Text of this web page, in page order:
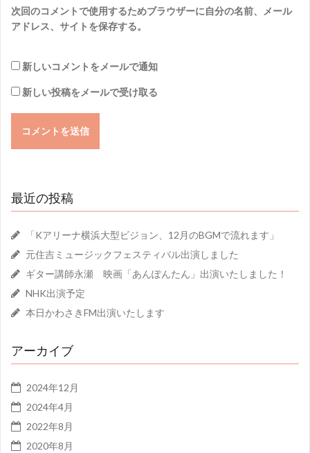
次回のコメントで使用するためブラウザーに自分の名前、メール
アドレス、サイトを保存する。
新しいコメントをメールで通知
新しい投稿をメールで受け取る
最近の投稿
「Kアリーナ横浜大型ビジョン、12月のBGMで流れます」
元住吉ミュージックフェスティバル出演しました
ギター講師永瀬 映画「あんぽんたん」出演いたしました！
NHK出演予定
本日かわさきFM出演いたします
アーカイブ
2024年12月
2024年4月
2022年8月
2020年8月